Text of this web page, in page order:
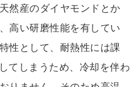
然産のダイヤモンドとか
高い研磨性能を有してい
性として、耐熱性には課
てしまうため、冷却を伴わ